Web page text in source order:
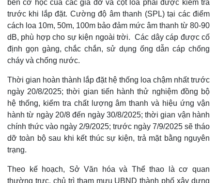
Kinh tế
Bất động sản
Khởi nghiệp
Thị trường
Giá vàng
Tiêu dùng
Giá cà phê
bền cơ học của các giá đỡ và cột loa phải được kiểm tra
trước khi lắp đặt. Cường độ âm thanh (SPL) tại các điểm
cách loa 10m, 50m, 100m bảo đảm mức âm thanh từ 80-90
dB, phù hợp cho sự kiện ngoài trời. Các dây cáp được cố
định gọn gàng, chắc chắn, sử dụng ống dẫn cáp chống
cháy và chống nước.
Thời gian hoàn thành lắp đặt hệ thống loa chậm nhất trước
ngày 20/8/2025; thời gian tiến hành thử nghiệm đồng bộ
hệ thống, kiểm tra chất lượng âm thanh và hiệu ứng vận
hành từ ngày 20/8 đến ngày 30/8/2025; thời gian vận hành
chính thức vào ngày 2/9/2025; trước ngày 7/9/2025 sẽ tháo
dỡ toàn bộ sau khi kết thúc sự kiện, trả mặt bằng nguyên
trạng.
Theo kế hoạch, Sở Văn hóa và Thể thao là cơ quan
thường trực, chủ trì tham mưu UBND thành phố xây dựng